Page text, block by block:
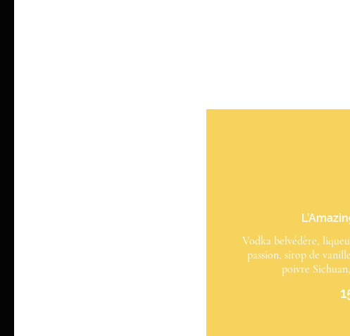
Vodka belvédère,
passion, sirop de
poivre